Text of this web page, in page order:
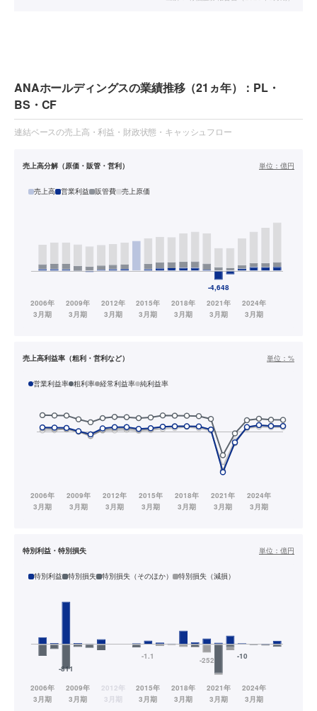
ANAホールディングスの業績推移（21ヵ年）：PL・
BS・CF
連結ベースの売上高・利益・財政状態・キャッシュフロー
売上高分解（原価・販管・営利） 単位： 億円
売上高 営業利益 販管費 売上原価
売上高利益率（粗利・営利など） 単位： %
営業利益率 粗利率 経常利益率 純利益率
特別利益・特別損失 単位： 億円
特別利益 特別損失 特別損失（そのほか） 特別損失（減損）